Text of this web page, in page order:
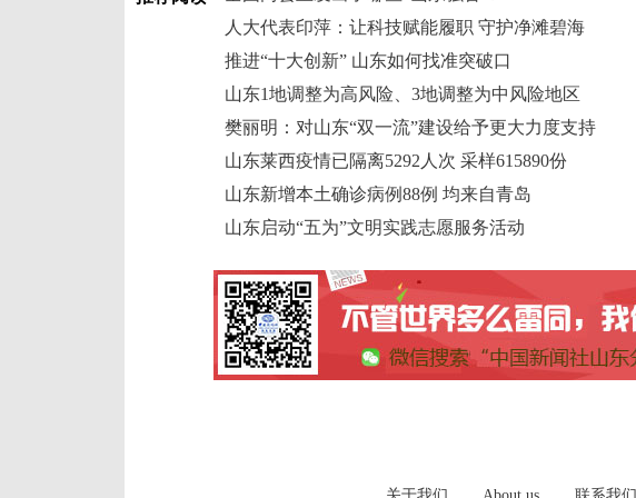
人大代表印萍：让科技赋能履职 守护净滩碧海
推进“十大创新” 山东如何找准突破口
山东1地调整为高风险、3地调整为中风险地区
樊丽明：对山东“双一流”建设给予更大力度支持
山东莱西疫情已隔离5292人次 采样615890份
山东新增本土确诊病例88例 均来自青岛
山东启动“五为”文明实践志愿服务活动